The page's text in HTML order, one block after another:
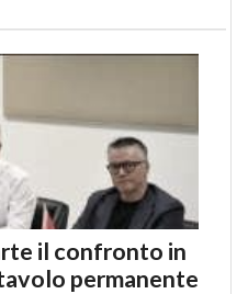
il confronto in
permanente